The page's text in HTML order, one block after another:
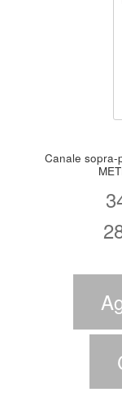
Canale sopra-